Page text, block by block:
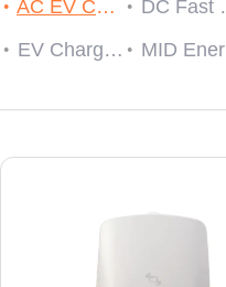
AC EV Charger DC Fast EV Charging Station
EV Charging Cable Plug and Socket
MID Energy Meters